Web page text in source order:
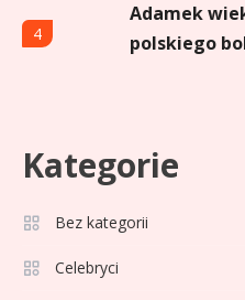
4
Adamek
polskiego
5
Aga
o popularnej
Kategorie
Bez kategorii
Celebryci